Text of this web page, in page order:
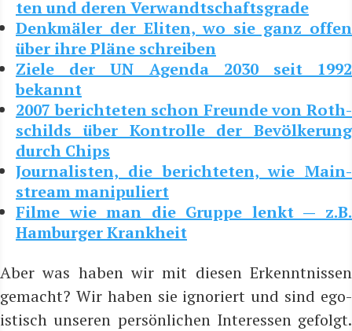
ten und deren Verwandtschaftsgrade
Denk­mä­ler der Eli­ten, wo sie ganz offen
über ihre Plä­ne schreiben
Zie­le der UN Agen­da 2030 seit 1992
bekannt
2007 berich­te­ten schon Freun­de von Roth­
schilds über Kon­trol­le der Bevöl­ke­rung
durch Chips
Jour­na­lis­ten, die berich­te­ten, wie Main­
stream manipuliert
Fil­me wie man die Grup­pe lenkt — z.B.
Ham­bur­ger Krankheit
Aber was haben wir mit die­sen Erkennt­nis­sen
gemacht? Wir haben sie igno­riert und sind ego­
is­tisch unse­ren per­sön­li­chen Inter­es­sen gefolgt.